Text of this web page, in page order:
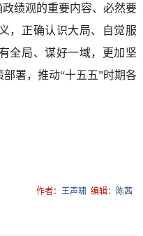
绩观的重要内容、必然要
，正确认识大局、自觉服
全局、谋好一域，更加坚
署，推动“十五五”时期各
作者： 王声啸编辑： 陈茜